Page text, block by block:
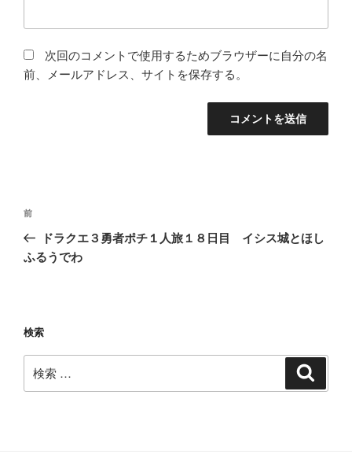
次回のコメントで使用するためブラウザーに自分の名
前、メールアドレス、サイトを保存する。
投
ナ
シ
ョ
ン
過
去
の
前
ドラクエ３勇者ポチ１人旅１８日目 イシス城とほし
ふるうでわ
検索
索: